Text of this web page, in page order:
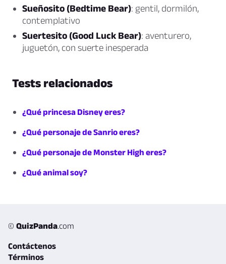
Sueñosito (Bedtime Bear): gentil, dormilón,
contemplativo
Suertesito (Good Luck Bear): aventurero,
juguetón, con suerte inesperada
Tests relacionados
¿Qué princesa Disney eres?
¿Qué personaje de Sanrio eres?
¿Qué personaje de Monster High eres?
¿Qué animal soy?
© QuizPanda.com
Contáctenos
Términos